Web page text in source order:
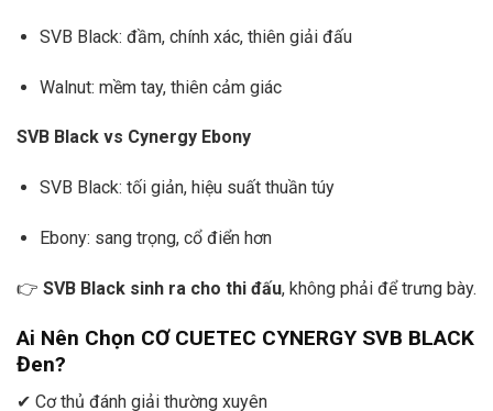
SVB Black: đầm, chính xác, thiên giải đấu
Walnut: mềm tay, thiên cảm giác
SVB Black vs Cynergy Ebony
SVB Black: tối giản, hiệu suất thuần túy
Ebony: sang trọng, cổ điển hơn
👉 SVB Black sinh ra cho thi đấu, không phải để trưng bày.
Ai Nên Chọn CƠ CUETEC CYNERGY SVB BLACK
Đen?
✔ Cơ thủ đánh giải thường xuyên